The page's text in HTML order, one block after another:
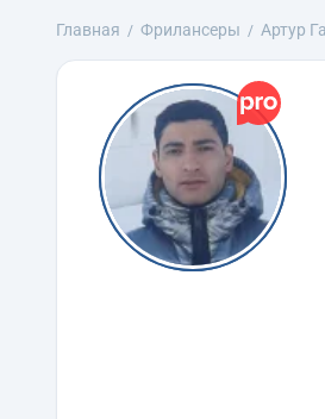
Главная Фрилансеры Артур